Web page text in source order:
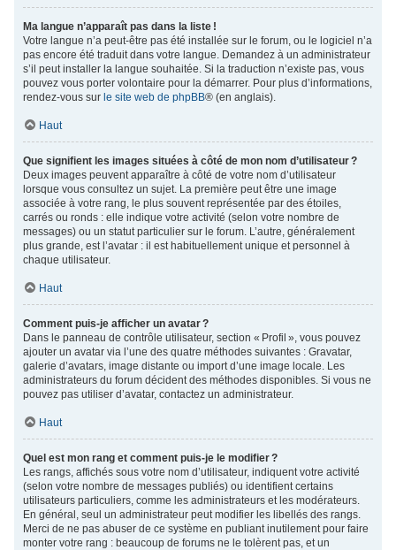
Ma langue n’apparaît pas dans la liste !
Votre langue n’a peut-être pas été installée sur le forum, ou le logiciel n’a
pas encore été traduit dans votre langue. Demandez à un administrateur
s’il peut installer la langue souhaitée. Si la traduction n’existe pas, vous
pouvez vous porter volontaire pour la démarrer. Pour plus d’informations,
rendez-vous sur le site web de phpBB® (en anglais).
Haut
Que signifient les images situées à côté de mon nom d’utilisateur ?
Deux images peuvent apparaître à côté de votre nom d’utilisateur
lorsque vous consultez un sujet. La première peut être une image
associée à votre rang, le plus souvent représentée par des étoiles,
carrés ou ronds : elle indique votre activité (selon votre nombre de
messages) ou un statut particulier sur le forum. L’autre, généralement
plus grande, est l’avatar : il est habituellement unique et personnel à
chaque utilisateur.
Haut
Comment puis-je afficher un avatar ?
Dans le panneau de contrôle utilisateur, section « Profil », vous pouvez
ajouter un avatar via l’une des quatre méthodes suivantes : Gravatar,
galerie d’avatars, image distante ou import d’une image locale. Les
administrateurs du forum décident des méthodes disponibles. Si vous ne
pouvez pas utiliser d’avatar, contactez un administrateur.
Haut
Quel est mon rang et comment puis-je le modifier ?
Les rangs, affichés sous votre nom d’utilisateur, indiquent votre activité
(selon votre nombre de messages publiés) ou identifient certains
utilisateurs particuliers, comme les administrateurs et les modérateurs.
En général, seul un administrateur peut modifier les libellés des rangs.
Merci de ne pas abuser de ce système en publiant inutilement pour faire
monter votre rang : beaucoup de forums ne le tolèrent pas, et un